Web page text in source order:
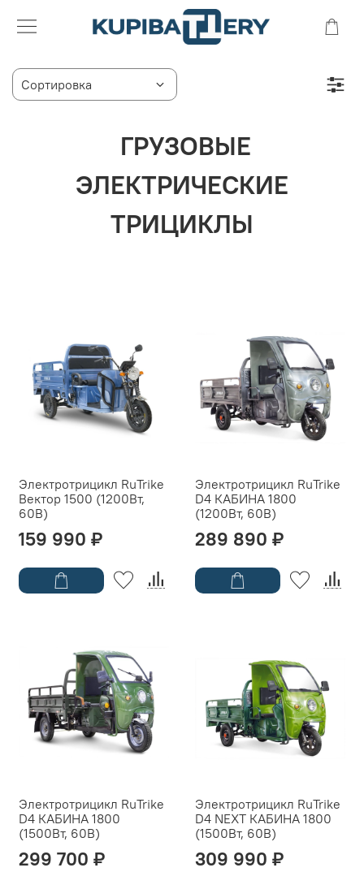
ГРУЗОВЫЕ
ЭЛЕКТРИЧЕСКИЕ
ТРИЦИКЛЫ
Электротрицикл RuTrike
Вектор 1500 (1200Вт,
60B)
159 990 ₽
Электротрицикл RuTrike
D4 КАБИНА 1800
(1200Вт, 60B)
289 890 ₽
Электротрицикл RuTrike
D4 КАБИНА 1800
(1500Вт, 60B)
299 700 ₽
Электротрицикл RuTrike
D4 NEXT КАБИНА 1800
(1500Вт, 60B)
309 990 ₽